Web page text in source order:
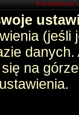
Preferencje
(jeśli
na